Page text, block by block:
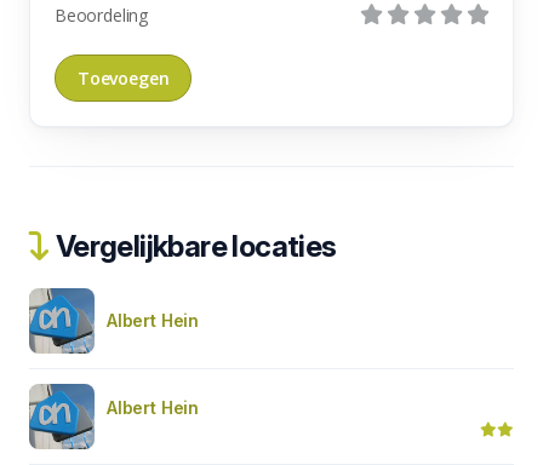
Beoordeling
Vergelijkbare locaties
Albert Hein
Albert Hein